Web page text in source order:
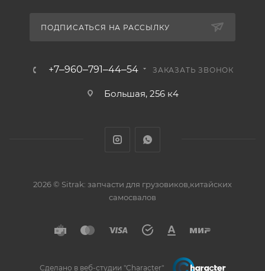
ПОДПИСАТЬСЯ НА РАССЫЛКУ
+7‒960‒791‒44‒54 ЗАКАЗАТЬ ЗВОНОК
Большая, 256 к4
2026 © Sitrak: запчасти для грузовиков,китайских
самосвалов
Сделано в веб-студии "Character"